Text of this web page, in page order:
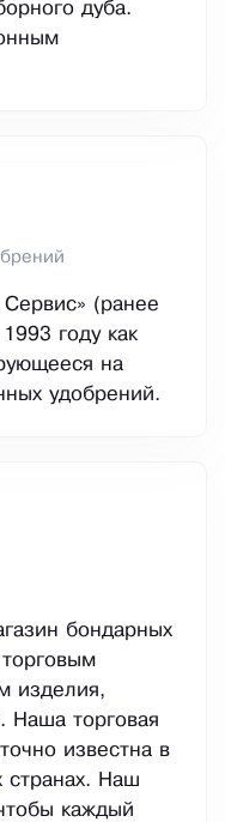
дуба.
(ранее
году как
на
удобрений.
бондарных
изделия,
Наша торговая
известна в
странах. Наш
каждый